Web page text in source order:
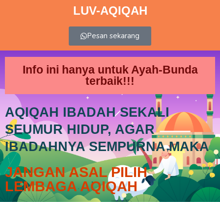
LUV-AQIQAH
Pesan sekarang
Info ini hanya untuk Ayah-Bunda
terbaik!!!
AQIQAH IBADAH SEKALI
SEUMUR HIDUP, AGAR
IBADAHNYA SEMPURNA MAKA
JANGAN ASAL PILIH
LEMBAGA AQIQAH